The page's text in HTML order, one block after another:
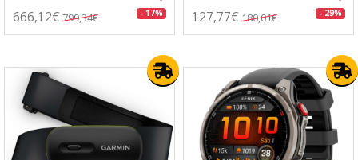
666,12€ 799,34€ - 17% 127,77€ 180,01€ - 29%